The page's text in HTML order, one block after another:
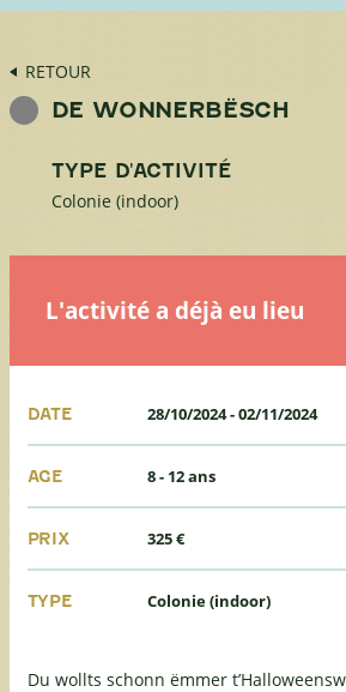
RETOUR
DE WONNERBËSCH
TYPE D'ACTIVITÉ
Colonie (indoor)
L'activité a déjà eu lieu
DATE 28/10/2024-02/11/2024
AGE 8 - 12 ans
PRIX 325 €
TYPE Colonie (indoor)
Du wollts schonn ëmmer